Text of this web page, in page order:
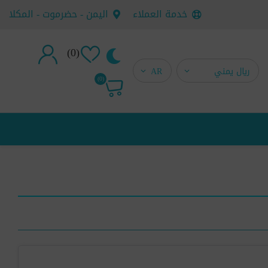
خدمة العملاء اليمن - حضرموت - المكلا
(0)
تسجيل جديد(0)